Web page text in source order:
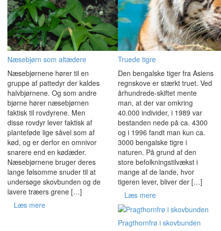
Næsebjørn som altædere
Næsebjørnene hører til en
gruppe af pattedyr der kaldes
halvbjørnene. Og som andre
bjørne hører næsebjørnen
faktisk til rovdyrene. Men
disse rovdyr lever faktisk af
planteføde lige såvel som af
kød, og er derfor en omnivor
snarere end en kødæder.
Næsebjørnene bruger deres
lange følsomme snuder til at
undersøge skovbunden og de
lavere træers grene […]
Læs mere
Truede tigre
Den bengalske tiger fra Asiens
regnskove er stærkt truet. Ved
århundrede-skiftet mente
man, at der var omkring
40.000 individer, i 1989 var
bestanden nede på ca. 4300
og i 1996 fandt man kun ca.
3000 bengalske tigre i
naturen. På grund af den
store befolkningstilvækst i
mange af de lande, hvor
tigeren lever, bliver der […]
Læs mere
Pragthornfrø i skovbunden